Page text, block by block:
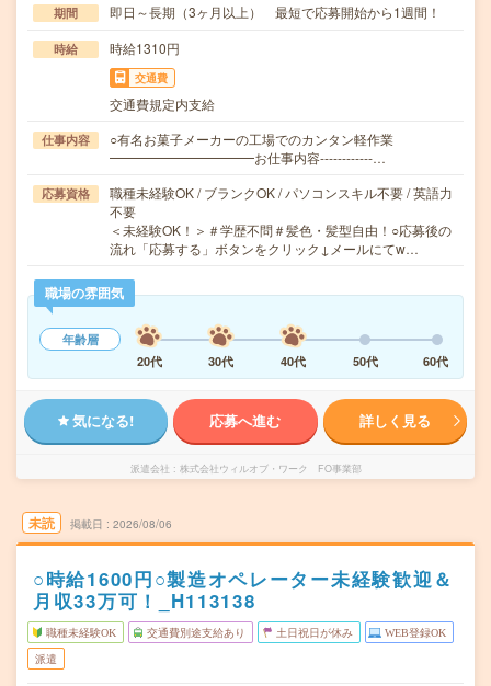
期間 即日～長期（3ヶ月以上） 最短で応募開始から1週間！
時給 時給1310円
交通費
交通費規定内支給
仕事内容
○有名お菓子メーカーの工場でのカンタン軽作業
━━━━━━━━━━━お仕事内容------------…
応募資格
職種未経験OK / ブランクOK / パソコンスキル不要 / 英語力
不要
＜未経験OK！＞＃学歴不問＃髪色・髪型自由！○応募後の
流れ「応募する」ボタンをクリック↓メールにてw…
職場の雰囲気
年齢層
20代
30代 40代 50代 60代
気になる! 応募へ進む 詳しく見る
派遣会社 株式会社ウィルオブ・ワーク FO事業部
未読 掲載日 2026/08/06
○時給1600円○製造オペレーター未経験歓迎＆
月収33万可！_H113138
職種未経験OK 交通費別途支給あり 土日祝日が休み WEB登録OK
派遣